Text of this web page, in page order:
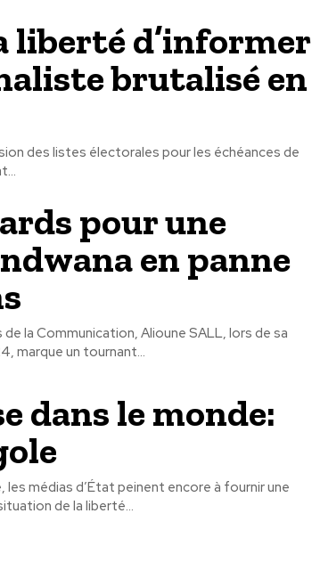
liberté d’informer
brutalisé en
des listes électorales pour les échéances de
pour une
en panne
la Communication, Alioune SALL, lors de sa
marque un tournant...
dans le monde:
médias d’État peinent encore à fournir une
de la liberté...